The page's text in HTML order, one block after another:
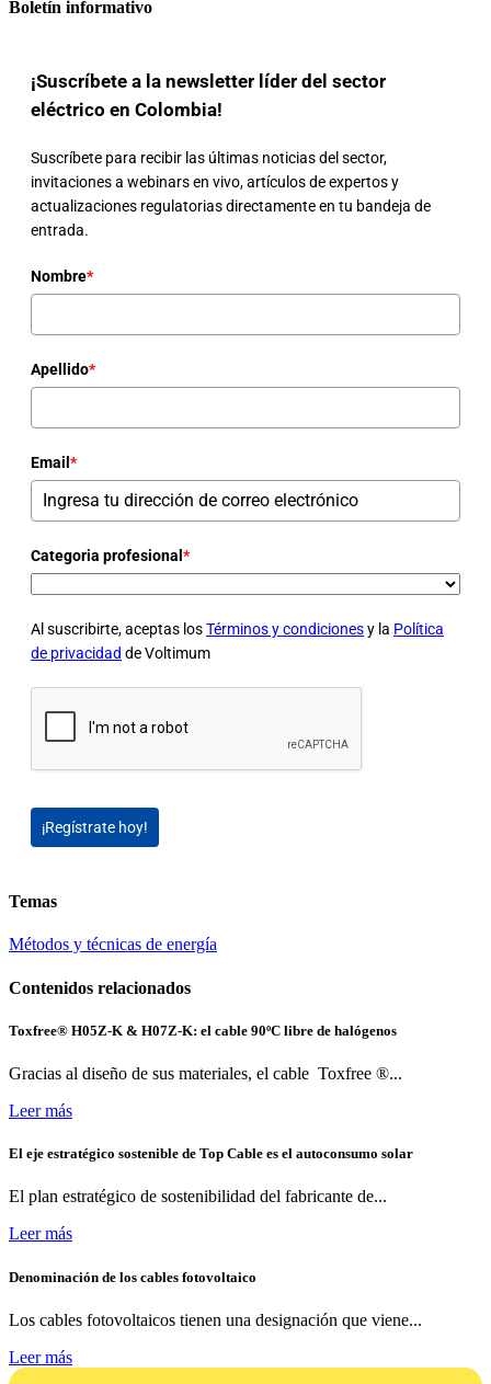
Boletín informativo
¡Suscríbete a la newsletter líder del sector
eléctrico en Colombia!
Suscríbete para recibir las últimas noticias del sector,
invitaciones a webinars en vivo, artículos de expertos y
actualizaciones regulatorias directamente en tu bandeja de
entrada.
Nombre*
Apellido*
Email *
Categoria profesional *
Al suscribirte, aceptas losTérminos y condicionesy la Política
de privacidad de Voltimum
¡Regístrate hoy!
Temas
Métodos y técnicas de energía
Contenidos relacionados
Toxfree® H05Z-K & H07Z-K: el cable 90ºC libre de halógenos
Gracias al diseño de sus materiales, el cable Toxfree ®...
Leer más
El eje estratégico sostenible de Top Cable es el autoconsumo solar
El plan estratégico de sostenibilidad del fabricante de...
Leer más
Denominación de los cables fotovoltaico
Los cables fotovoltaicos tienen una designación que viene...
Leer más